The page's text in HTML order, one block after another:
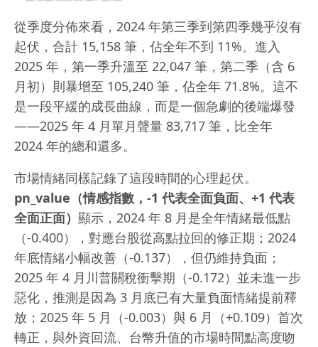
從季度分佈來看，2024 年第三季到第四季幾乎沒有
起伏，合計 15,158 筆，佔全年不到 11%。進入
2025 年，第一季升溫至 22,047 筆，第二季（含 6
月初）則暴增至 105,240 筆，佔全年 71.8%。這不
是一段平緩的成長曲線，而是一個急劇的後端爆發
——2025 年 4 月單月聲量 83,717 筆，比全年
2024 年的總和還多。
市場情緒同樣記錄了這段時間的心理起伏。
pn_value（情感指數，-1 代表全面負面、+1 代表
全面正面） 顯示，2024 年 8 月是全年情緒最低點
（-0.400），對應台股從高點拉回的修正期；2024
年底情緒小幅改善（-0.137），但仍維持負面；
2025 年 4 月川普關稅衝擊期（-0.172）並未進一步
惡化，推測是因為 3 月底已有大量負面情緒提前釋
放；2025 年 5 月（-0.003）與 6 月（+0.109）首次
轉正，與外資回流、台幣升值的市場時間點高度吻